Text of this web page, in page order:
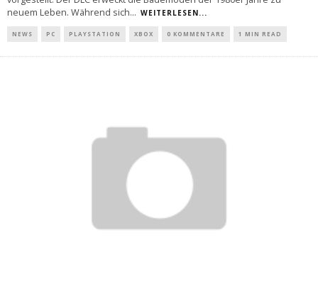
neuem Leben. Während sich... WEITERLESEN...
NEWS PC PLAYSTATION XBOX 0 KOMMENTARE 1 MIN READ